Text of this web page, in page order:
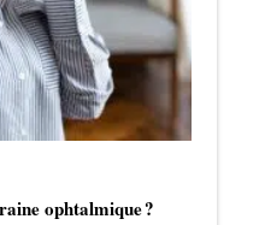
ophtalmique ?